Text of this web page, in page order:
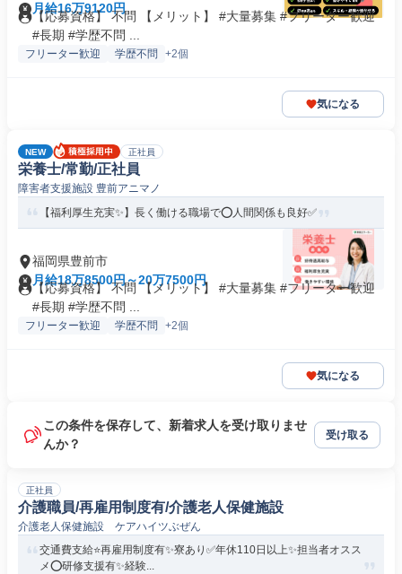
月給16万9120円
【応募資格】 不問 【メリット】 #大量募集 #フリーター歓迎
#長期 #学歴不問 ...
フリーター歓迎 学歴不問 +2個
気になる
NEW 正社員
栄養士/常勤/正社員
障害者支援施設 豊前アニマノ
【福利厚生充実✨】長く働ける職場で⭕️人間関係も良好✅️
福岡県豊前市
月給18万8500円～20万7500円
【応募資格】 不問 【メリット】 #大量募集 #フリーター歓迎
#長期 #学歴不問 ...
フリーター歓迎 学歴不問 +2個
気になる
この条件を保存して、新着求人を受け取りませ
んか？
受け取る
正社員
介護職員/再雇用制度有/介護老人保健施設
介護老人保健施設 ケアハイツぶぜん
交通費支給⭐️再雇用制度有✨寮あり✅️年休110日以上✨担当者オスス
メ⭕️研修支援有✨経験...